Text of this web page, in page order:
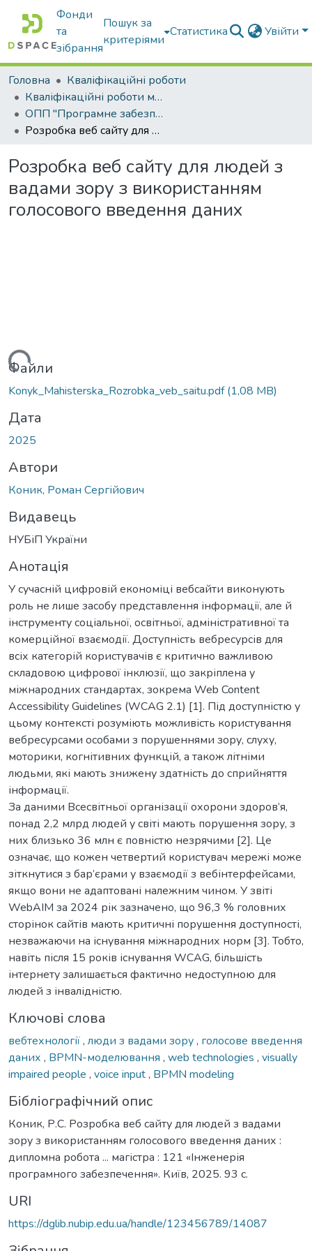
Фонди
та
зібрання
Пошук за
критеріями
Статистика Увійти
Головна
Кваліфікаційні роботи
Кваліфікаційні роботи магістрів
ОПП "Програмне забезпечення інформаційних систем"
Розробка веб сайту для людей з вадами зору з використанням голосового введення даних
Розробка веб сайту для людей з
вадами зору з використанням
голосового введення даних
Файли
Konyk_Mahisterska_Rozrobka_veb_saitu.pdf(1,08 MB)
Дата
2025
Автори
Коник, Роман Сергійович
Видавець
НУБіП України
Анотація
У сучасній цифровій економіці вебсайти виконують
роль не лише засобу представлення інформації, але й
інструменту соціальної, освітньої, адміністративної та
комерційної взаємодії. Доступність вебресурсів для
всіх категорій користувачів є критично важливою
складовою цифрової інклюзії, що закріплена у
міжнародних стандартах, зокрема Web Content
Accessibility Guidelines (WCAG 2.1) [1]. Під доступністю у
цьому контексті розуміють можливість користування
вебресурсами особами з порушеннями зору, слуху,
моторики, когнітивних функцій, а також літніми
людьми, які мають знижену здатність до сприйняття
інформації.
За даними Всесвітньої організації охорони здоров’я,
понад 2,2 млрд людей у світі мають порушення зору, з
них близько 36 млн є повністю незрячими [2]. Це
означає, що кожен четвертий користувач мережі може
зіткнутися з бар’єрами у взаємодії з вебінтерфейсами,
якщо вони не адаптовані належним чином. У звіті
WebAIM за 2024 рік зазначено, що 96,3 % головних
сторінок сайтів мають критичні порушення доступності,
незважаючи на існування міжнародних норм [3]. Тобто,
навіть після 15 років існування WCAG, більшість
інтернету залишається фактично недоступною для
людей з інвалідністю.
Ключові слова
вебтехнології, люди з вадами зору, голосове введення
даних , BPMN-моделювання , web technologies , visually
impaired people , voice input, BPMN modeling
Бібліографічний опис
Коник, Р.С. Розробка веб сайту для людей з вадами
зору з використанням голосового введення даних :
дипломна робота ... магістра : 121 «Інженерія
програмного забезпечення». Київ, 2025. 93 с.
URI
https://dglib.nubip.edu.ua/handle/123456789/14087